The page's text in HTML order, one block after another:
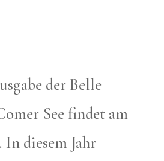
der Belle
See findet am
In diesem Jahr